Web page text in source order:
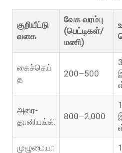
குறியீட்டு
வகை
வேக வரம்பு
(பெட்டிகள்/
மணி)
கைச்செய்
த
200–500
அரை-
தானியங்கி
800–2,000
முழுமையா
1